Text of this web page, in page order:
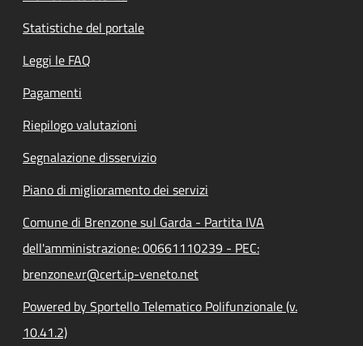
Statistiche del portale
Leggi le FAQ
Pagamenti
Riepilogo valutazioni
Segnalazione disservizio
Piano di miglioramento dei servizi
Comune di Brenzone sul Garda - Partita IVA
dell'amministrazione: 00661110239 - PEC:
brenzone.vr@cert.ip-veneto.net
Powered by Sportello Telematico Polifunzionale (v.
10.41.2)